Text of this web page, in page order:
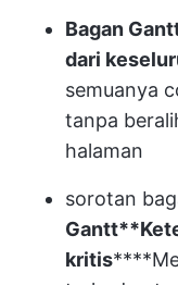
Bagan
dari
semuanya
tanpa
halaman
sorotan
Gantt**
kritis